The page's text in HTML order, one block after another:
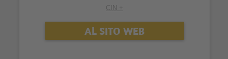
CIN +
AL SITO WEB